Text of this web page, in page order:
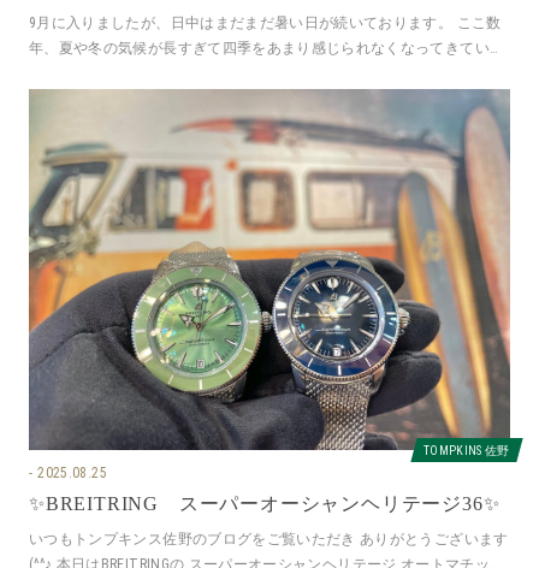
9月に入りましたが、日中はまだまだ暑い日が続いております。 ここ数
年、夏や冬の気候が長すぎて四季をあまり感じられなくなってきていま
TOMPKINS 佐野
2025.08.25
✨BREITRING スーパーオーシャンヘリテージ36✨
いつもトンプキンス佐野のブログをご覧いただき ありがとうございます
(^^♪ 本日はBREITRINGの スーパーオーシャンヘリテージ オートマチック